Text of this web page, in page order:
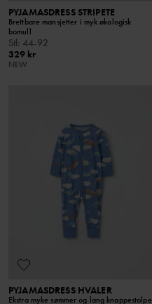
PYJAMASDRESS STRIPETE
Brettbare mansjetter i myk økologisk
bomull
Stl: 44-92
329 kr
NEW
PYJAMASDRESS HVALER
Ekstra myke sømmer og lang knappestolpe